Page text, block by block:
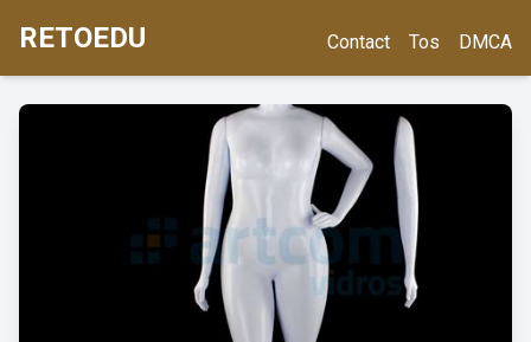
RETOEDU Contact Tos DMCA